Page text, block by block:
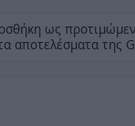
ως
αποτελέσματα της